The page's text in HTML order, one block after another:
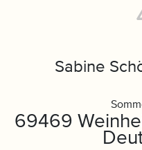
Sabine
69469